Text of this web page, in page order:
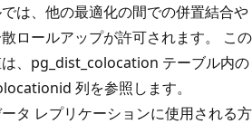
は、他の最適化の間での併置結合や
ロールアップが許可されます。 この
、pg_dist_colocation テーブル内の
列を参照します。
タ レプリケーションに使用される方